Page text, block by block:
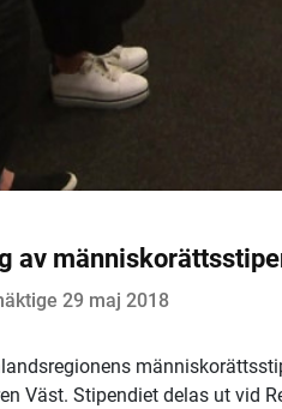
av
29 maj 2018
Väst. Stipendiet delas ut vid